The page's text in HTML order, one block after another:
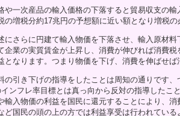
や一次産品の輸入価格の下落すると貿易収支の
の増税分約17兆円の予想額に近い額となり増税の
にさらに円建て輸入物価を下落させ、輸入原材
企業の実質賃金が上昇し、消費が伸びれば消費
となります。つまり物価を下げ、消費を伸ばせ
の引き下げの指導をしたことは周知の通りです
ンフレ率目標とは真っ向から反対の指導したこ
輸入物価の利益を国民に還元することにより、消
ど国民の頭の上の方では利益享受は行われてい